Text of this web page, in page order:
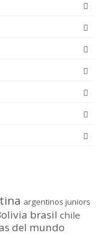
argentinos juniors
brasil chile
del mundo